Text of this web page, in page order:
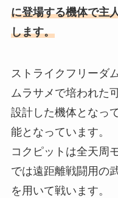
に登場する機体で主
します。
ストライクフリーダ
ムラサメで培われた
設計した機体となっ
能となっています。
コクピットは全天周
では遠距離戦闘用の
を用いて戦います。